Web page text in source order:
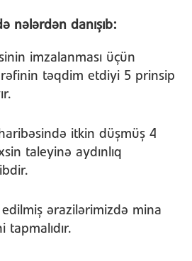
nələrdən danışıb:
imzalanması üçün
təqdim etdiyi 5 prinsip
itkin düşmüş 4
taleyinə aydınlıq
edilmiş ərazilərimizdə mina
tapmalıdır.